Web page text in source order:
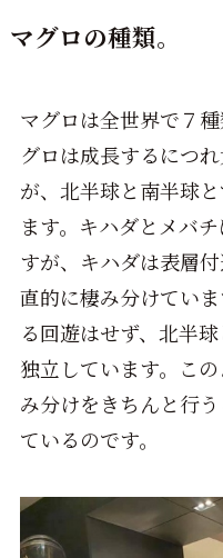
マグロの種類。
マグロは全世界で７
グロは成長するにつ
が、北半球と南半球
ます。キハダとメバ
すが、キハダは表層
直的に棲み分けてい
る回遊はせず、北半
独立しています。こ
み分けをきちんと行
ているのです。